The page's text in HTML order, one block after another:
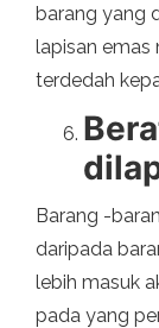
barang yang
lapisan emas
terdedah
Barang -
daripada
lebih masuk
pada yang